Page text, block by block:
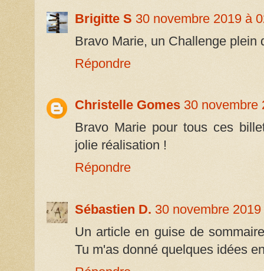
Brigitte S 30 novembre 2019 à
Bravo Marie, un Challenge plein
Répondre
Christelle Gomes 30 novembre
Bravo Marie pour tous ces
jolie réalisation !
Répondre
Sébastien D. 30 novembre
Un article en guise de
Tu m'as donné quelques idées